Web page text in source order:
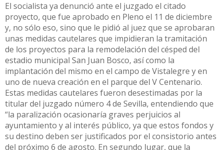
El socialista ya denunció ante el juzgado el citado
proyecto, que fue aprobado en Pleno el 11 de diciembre
y, no sólo eso, sino que le pidió al juez que se aprobaran
unas medidas cautelares que impidieran la tramitación
de los proyectos para la remodelación del césped del
estadio municipal San Juan Bosco, así como la
implantación del mismo en el campo de Vistalegre y en
uno de nueva creación en el parque del V Centenario.
Estas medidas cautelares fueron desestimadas por la
titular del juzgado número 4 de Sevilla, entendiendo que
“la paralización ocasionaría graves perjuicios al
ayuntamiento y al interés público, ya que estos fondos y
su destino deben ser justificados por el consistorio antes
del próximo 6 de agosto. En segundo lugar, que la